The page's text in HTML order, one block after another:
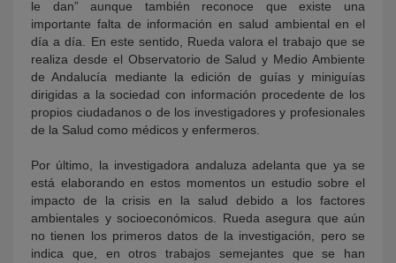
le dan” aunque también reconoce que existe una
importante falta de información en salud ambiental en el
día a día. En este sentido, Rueda valora el trabajo que se
realiza desde el Observatorio de Salud y Medio Ambiente
de Andalucía mediante la edición de guías y miniguías
dirigidas a la sociedad con información procedente de los
propios ciudadanos o de los investigadores y profesionales
de la Salud como médicos y enfermeros.
Por último, la investigadora andaluza adelanta que ya se
está elaborando en estos momentos un estudio sobre el
impacto de la crisis en la salud debido a los factores
ambientales y socioeconómicos. Rueda asegura que aún
no tienen los primeros datos de la investigación, pero se
indica que, en otros trabajos semejantes que se han